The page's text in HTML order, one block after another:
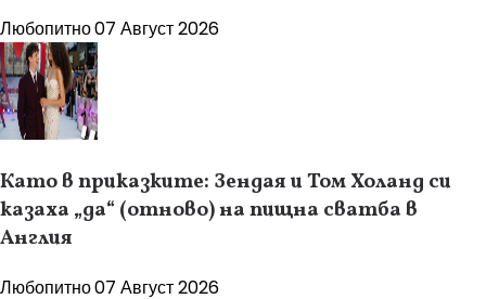
Любопитно07 Август 2026
Като в приказките: Зендая и Том Холанд си
казаха „да“ (отново) на пищна сватба в
Англия
Любопитно07 Август 2026